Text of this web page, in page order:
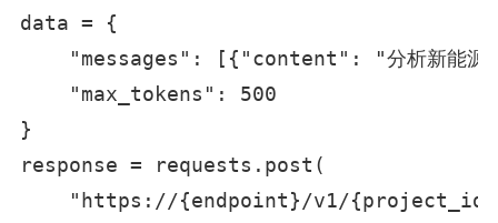
data = {
"messages": [{"content": "分析新能源
    "max_tokens": 500
}
response = requests.post(
"https://{endpoint}/v1/